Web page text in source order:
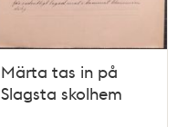
Märta tas in på
Slagsta skolhem